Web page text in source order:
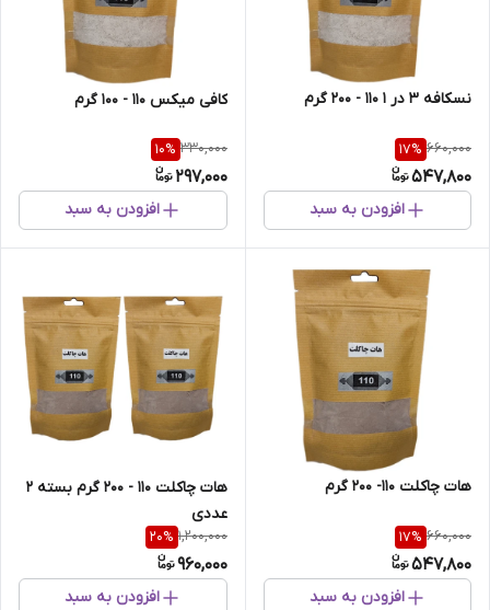
نسکافه 3 در 1 110 - 200 گرم
660,000
17%
547,800
افزودن به سبد
کافی میکس 110 - 100 گرم
330,000
10%
297,000
افزودن به سبد
هات چاکلت 110- 200 گرم
660,000
17%
547,800
افزودن به سبد
هات چاکلت 110 - 200 گرم بسته 2
عددی
1,200,000
20%
960,000
افزودن به سبد